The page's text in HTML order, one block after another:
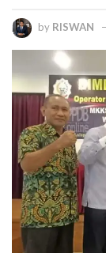
by RISWAN